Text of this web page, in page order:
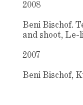
2008
Beni Bischof.
and shoot, Le-
2007
Beni Bischof,